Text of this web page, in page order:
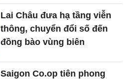
Lai Châu đưa hạ tầng viễn
thông, chuyển đổi số đến
đồng bào vùng biên
Saigon Co.op tiên phong